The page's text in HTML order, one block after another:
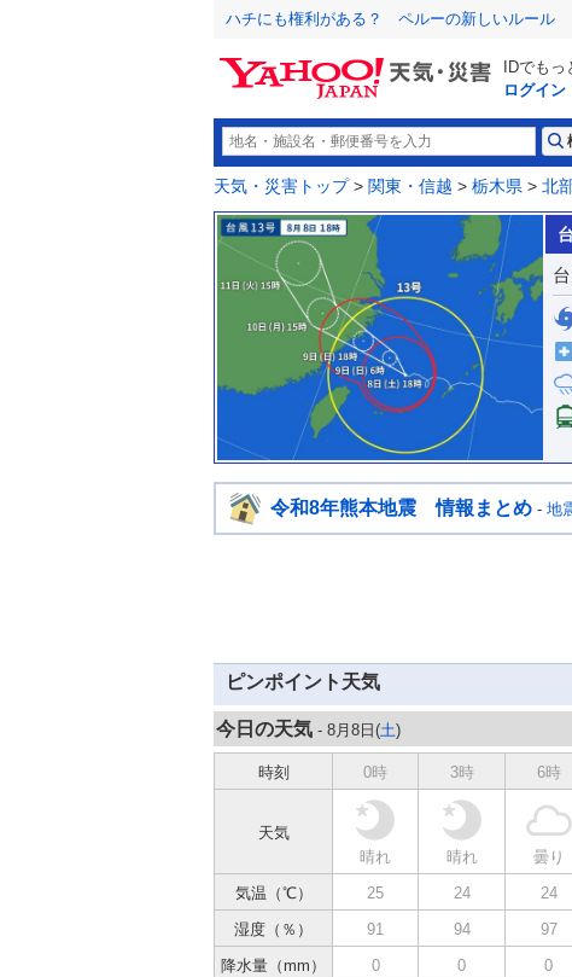
ハチにも権利がある？ ペルーの新しいルール
IDでも
ログイン
天気・災害トップ> 関東・信越 > 栃木県 > 北
令和8年熊本地震 情報まとめ - 地
ピンポイント天気
今日の天気 - 8月8日(土)
時刻 0時 3時 6時
天気
晴れ
晴れ 曇り
気温（℃）
25 24 24
湿度（％）
91 94 97
降水量（mm）
0 0 0